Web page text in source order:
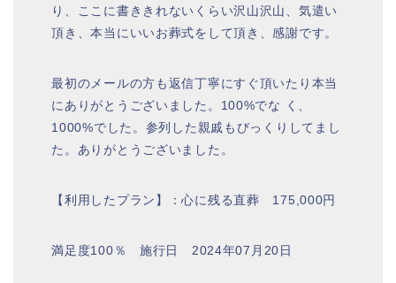
り、ここに書ききれないくらい沢山沢山、気遣い
頂き、本当にいいお葬式をして頂き、感謝です。
最初のメールの方も返信丁寧にすぐ頂いたり本当
にありがとうございました。100%でな く、
1000%でした。参列した親戚もびっくりしてまし
た。ありがとうございました。
【利用したプラン】：心に残る直葬 175,000円
満足度100％ 施行日 2024年07月20日